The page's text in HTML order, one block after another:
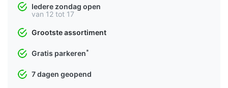
Iedere zondag open
van 12 tot 17
Grootste assortiment
Gratis parkeren*
7 dagen geopend